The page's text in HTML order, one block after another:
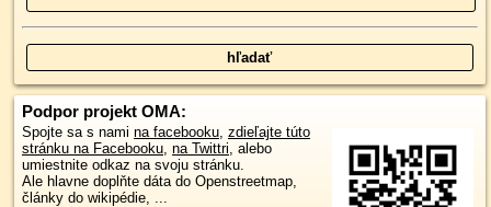
Podpor projekt OMA:
Spojte sa s nami na facebooku, zdieľajte túto
stránku na Facebooku, na Twittri, alebo
umiestnite odkaz na svoju stránku.
Ale hlavne doplňte dáta do Openstreetmap,
články do wikipédie, ...